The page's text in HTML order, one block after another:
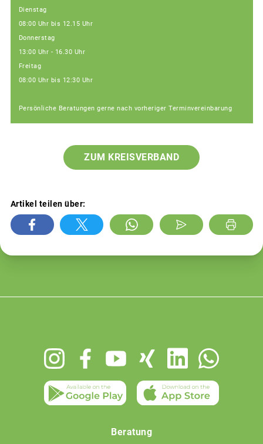
Dienstag
08:00 Uhr bis 12.15 Uhr
Donnerstag
13:00 Uhr - 16.30 Uhr
Freitag
08:00 Uhr bis 12:30 Uhr
Persönliche Beratungen gerne nach vorheriger Terminvereinbarung
ZUM KREISVERBAND
Artikel teilen über:
Beratung